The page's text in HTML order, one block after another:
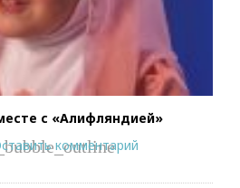
с «Алифляндией»
комментарий